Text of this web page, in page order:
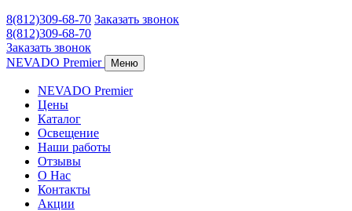
8(812)309-68-70 Заказать звонок
8(812)309-68-70
Заказать звонок
NEVADO Premier
Меню
NEVADO Premier
Цены
Каталог
Освещение
Наши работы
Отзывы
О Нас
Контакты
Акции